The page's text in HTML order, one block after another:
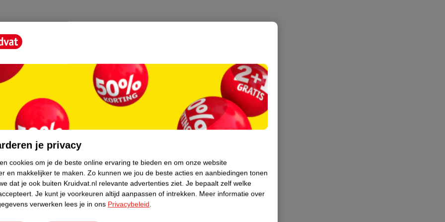
(BITTER CHERRY) FRUIT EXTRACT,
CITRATE, LIMONENE, LINALOOL,
CI 17200/RED 33, CI 42090/BLUE 1
beschikbaar te maken via de website
daarom ALTIJD de instructies
en bewaar deze ter referentie
je privacy
cookies om je de beste online ervaring te bieden en om onze website
en makkelijker te maken. Zo kunnen we jou de beste acties en aanbiedingen tonen
dat je ook buiten Kruidvat.nl relevante advertenties ziet. Je bepaalt zelf welke
Je kunt je voorkeuren altijd aanpassen of intrekken. Meer informatie over
verwerken lees je in ons Privacybeleid.